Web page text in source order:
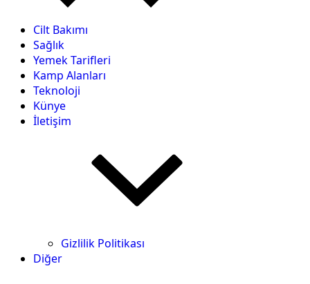
Cilt Bakımı
Sağlık
Yemek Tarifleri
Kamp Alanları
Teknoloji
Künye
İletişim
Gizlilik Politikası
Diğer